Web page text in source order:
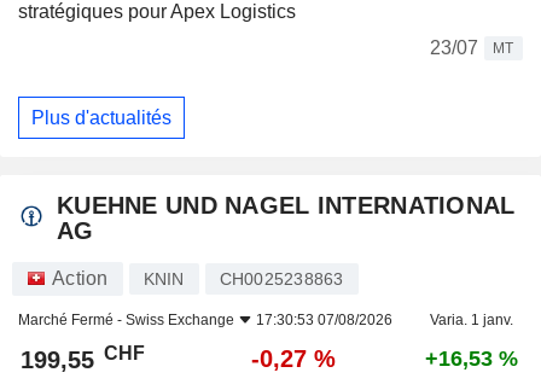
stratégiques pour Apex Logistics
23/07
MT
Plus d'actualités
KUEHNE UND NAGEL INTERNATIONAL
AG
Action KNIN CH0025238863
Marché Fermé - Swiss Exchange 17:30:53 07/08/2026 Varia. 1 janv.
199,55 CHF -0,27 % +16,53 %